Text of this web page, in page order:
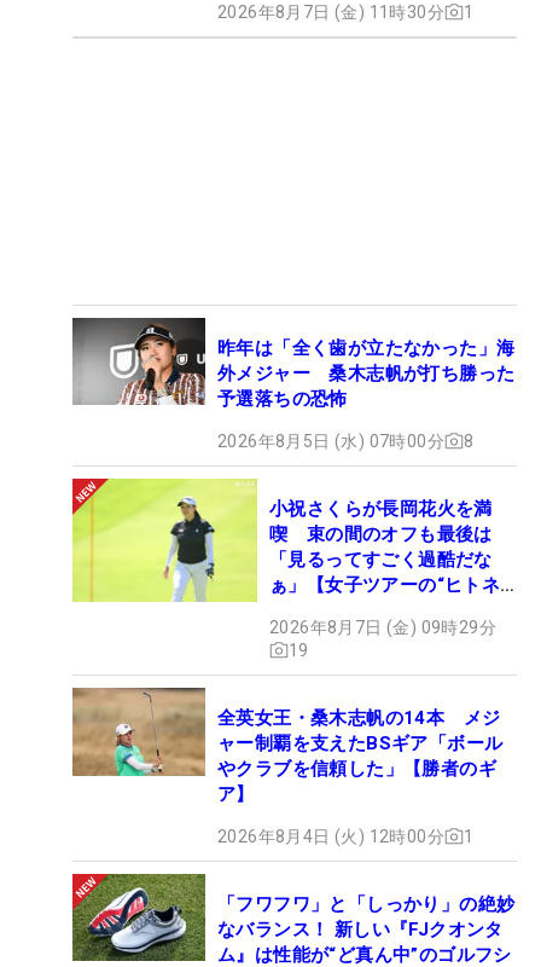
2026年8月7日 (金) 11時30分 1
昨年は「全く歯が立たなかった」海
外メジャー 桑木志帆が打ち勝った
予選落ちの恐怖
2026年8月5日 (水) 07時00分 8
小祝さくらが長岡花火を満
喫 束の間のオフも最後は
「見るってすごく過酷だな
ぁ」【女子ツアーの“ヒトネ
2026年8月7日 (金) 09時29分
19
全英女王・桑木志帆の14本 メジ
ャー制覇を支えたBSギア「ボール
やクラブを信頼した」【勝者のギ
ア】
2026年8月4日 (火) 12時00分 1
「フワフワ」と「しっかり」の絶妙
なバランス！ 新しい『FJクオンタ
ム』は性能が“ど真ん中”のゴルフシ